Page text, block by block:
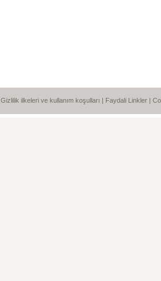
Gizlilik ilkeleri ve kullanım koşulları | Faydali Linkler |